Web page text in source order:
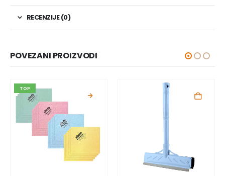
RECENZIJE (0)
POVEZANI PROIZVODI
TOP